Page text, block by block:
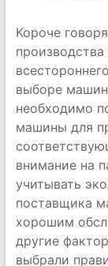
Короче
производства
выборе
необходимо
машины для
внимание на
учитывать
поставщика
хорошим
другие
выбрали